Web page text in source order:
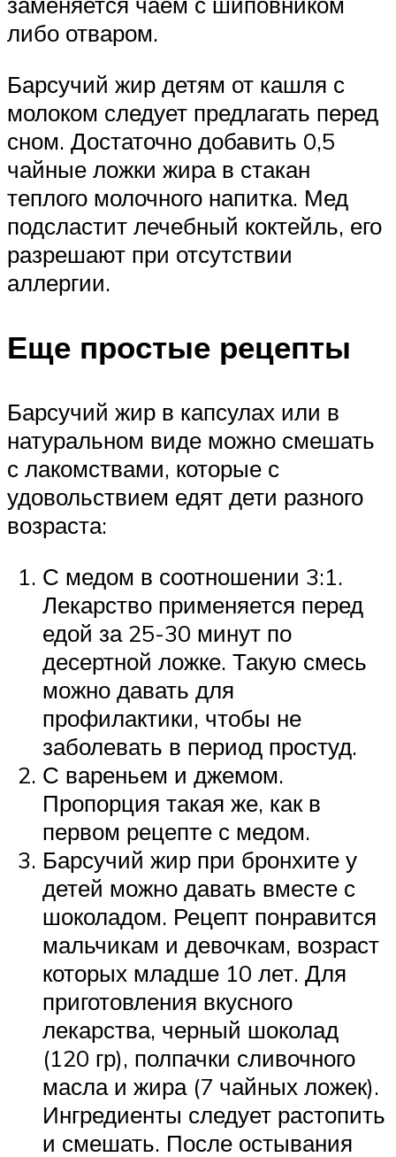
либо отваром.
Барсучий жир детям от кашля с
молоком следует предлагать перед
сном. Достаточно добавить 0,5
чайные ложки жира в стакан
теплого молочного напитка. Мед
подсластит лечебный коктейль, его
разрешают при отсутствии
аллергии.
Еще простые рецепты
Барсучий жир в капсулах или в
натуральном виде можно смешать
с лакомствами, которые с
удовольствием едят дети разного
возраста:
С медом в соотношении 3:1.
Лекарство применяется перед
едой за 25-30 минут по
десертной ложке. Такую смесь
можно давать для
профилактики, чтобы не
заболевать в период простуд.
С вареньем и джемом.
Пропорция такая же, как в
первом рецепте с медом.
Барсучий жир при бронхите у
детей можно давать вместе с
шоколадом. Рецепт понравится
мальчикам и девочкам, возраст
которых младше 10 лет. Для
приготовления вкусного
лекарства, черный шоколад
(120 гр), полпачки сливочного
масла и жира (7 чайных ложек).
Ингредиенты следует растопить
и смешать. После остывания